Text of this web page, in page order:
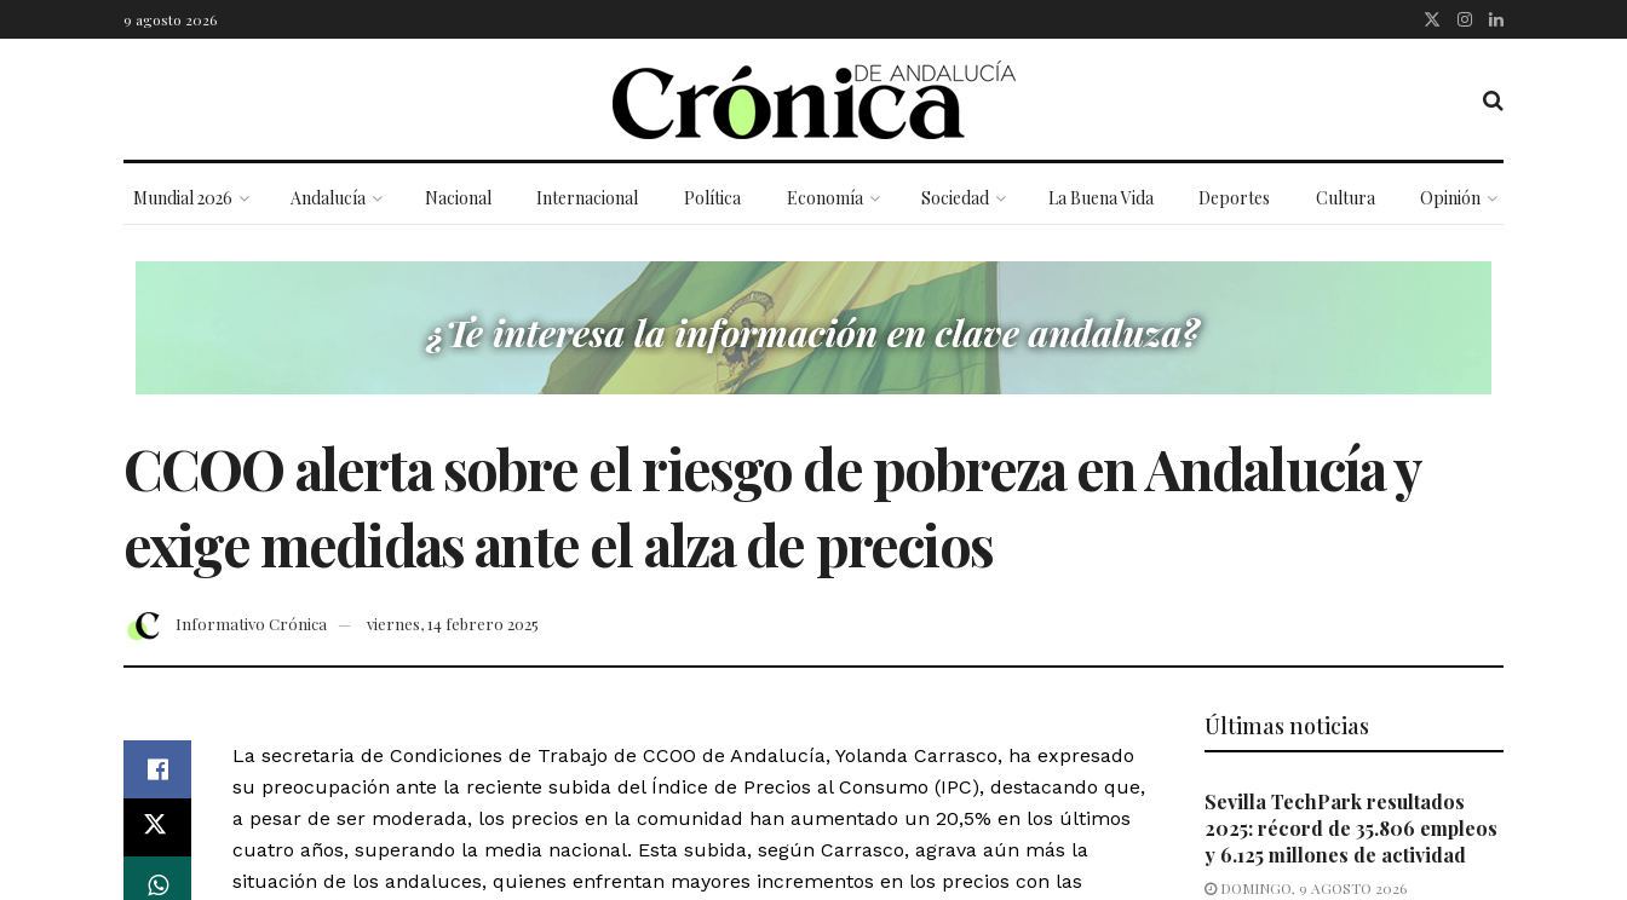
9 agosto 2026
Mundial 2026 Andalucía Nacional Internacional Política Economía Sociedad La Buena Vida Deportes Cultura Opinión
CCOO alerta sobre el riesgo de pobreza en Andalucía y
exige medidas ante el alza de precios
Informativo Crónica viernes, 14 febrero 2025
La secretaria de Condiciones de Trabajo de CCOO de Andalucía, Yolanda Carrasco, ha expresado
su preocupación ante la reciente subida del Índice de Precios al Consumo (IPC), destacando que,
a pesar de ser moderada, los precios en la comunidad han aumentado un 20,5% en los últimos
cuatro años, superando la media nacional. Esta subida, según Carrasco, agrava aún más la
situación de los andaluces, quienes enfrentan mayores incrementos en los precios con las
Últimas noticias
Sevilla TechPark resultados
2025: récord de 35.806 empleos
y 6.125 millones de actividad
DOMINGO, 9 AGOSTO 2026